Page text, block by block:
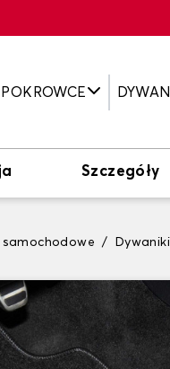
POKROWCE
Szczegóły
samochodowe Dywaniki